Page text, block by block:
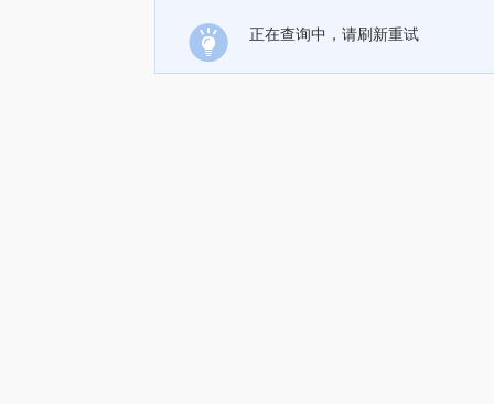
正在查询中，请刷新重试